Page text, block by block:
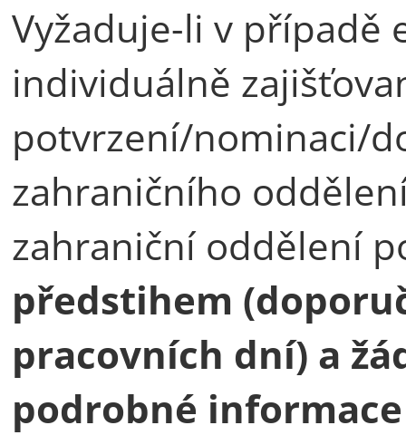
Vyžaduje-li v případě
individuálně
potvrzení/nominaci/
zahraničního
zahraniční oddělení
předstihem
pracovních dní) a
podrobné